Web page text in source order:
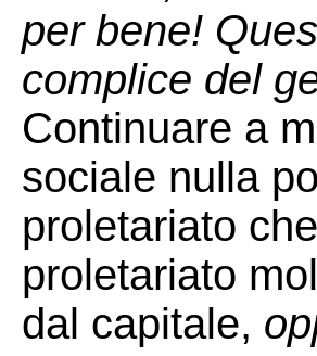
per bene!
complice del
Continuare a
sociale nulla
proletariato
proletariato
dal capitale,